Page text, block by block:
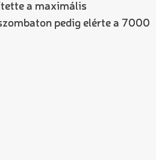
a maximális
pedig elérte a 7000